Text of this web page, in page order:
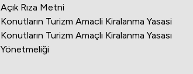
Açık Rıza Metni
Konutların Turizm Amacli Kiralanma Yasasi
Konutların Turizm Amaçlı Kiralanma Yasası
Yönetmeliği